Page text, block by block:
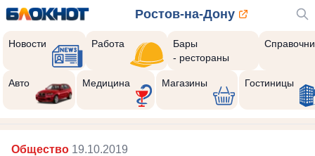
Ростов-на-Дону
Новости Работа
Бары
- рестораны
Авто Медицина Магазины Гостиницы
Общество 19.10.2019